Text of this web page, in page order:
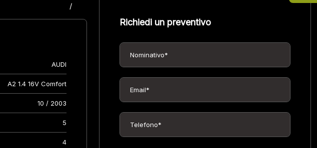
/
AUDI
A2 1.4 16V Comfort
10 / 2003
5
4
Richiedi un preventivo